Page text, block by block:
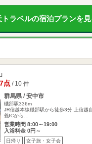
トラベルの宿泊プランを見
点/ 10 件
群馬県 / 安中市
磯部駅336m
JR信越本線磯部駅から徒歩3分 上信
義ICから…
営業時間 8:00～19:00
入浴料金 0円～
日帰り 女子旅・女子会